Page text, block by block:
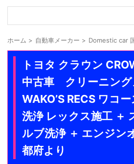
ホーム > 自動車メーカー > Domestic car
トヨタ クラウン
中古車 クリーニング
WAKO’S RECS ワコ
洗浄 レックス施工 ＋
ルブ洗浄 ＋ エンジ
都府より